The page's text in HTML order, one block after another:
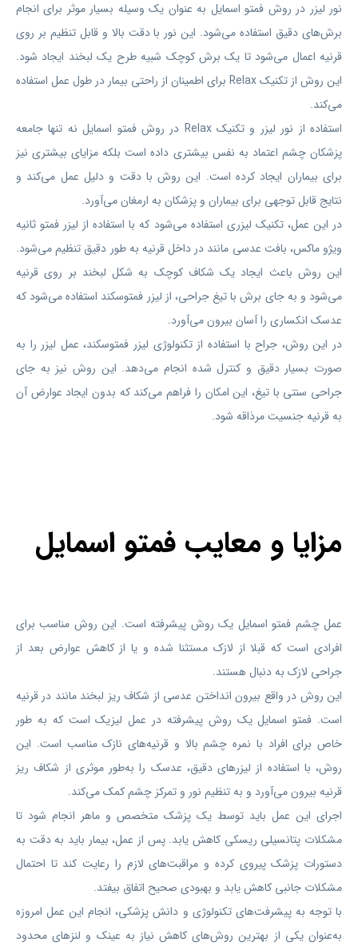
نور لیزر در روش فمتو اسمایل به عنوان یک وسیله بسیار موثر برای انجام
برش‌های دقیق استفاده می‌شود. این نور با دقت بالا و قابل تنظیم بر روی
قرنیه اعمال می‌شود تا یک برش کوچک شبیه طرح یک لبخند ایجاد شود.
این روش از تکنیک Relax برای اطمینان از راحتی بیمار در طول عمل استفاده
می‌کند.
استفاده از نور لیزر و تکنیک Relax در روش فمتو اسمایل نه تنها جامعه
پزشکان چشم اعتماد به نفس بیشتری داده است بلکه مزایای بیشتری نیز
برای بیماران ایجاد کرده است. این روش با دقت و دلیل عمل می‌کند و
نتایج قابل توجهی برای بیماران و پزشکان به ارمغان می‌آورد.
در این عمل، تکنیک لیزری استفاده می‌شود که با استفاده از لیزر فمتو ثانیه
ویژو ماکس، بافت عدسی مانند در داخل قرنیه به طور دقیق تنظیم می‌شود.
این روش باعث ایجاد یک شکاف کوچک به شکل لبخند بر روی قرنیه
می‌شود و به جای برش با تیغ جراحی، از لیزر فمتوسکند استفاده می‌شود که
عدسک انکساری را آسان بیرون می‌آورد.
در این روش، جراح با استفاده از تکنولوژی لیزر فمتوسکند، عمل لیزر را به
صورت بسیار دقیق و کنترل شده انجام می‌دهد. این روش نیز به جای
جراحی سنتی با تیغ، این امکان را فراهم می‌کند که بدون ایجاد عوارض آن
به قرنیه جنسیت مرذاقه شود.
مزایا و معایب فمتو اسمایل
عمل چشم فمتو اسمایل یک روش پیشرفته است. این روش مناسب برای
افرادی است که قبلا از لازک مستثنا شده و یا از کاهش عوارض بعد از
جراحی لازک به دنبال هستند.
این روش در واقع بیرون انداختن عدسی از شکاف ریز لبخند مانند در قرنیه
است. فمتو اسمایل یک روش پیشرفته در عمل لیزیک است که به طور
خاص برای افراد با نمره چشم بالا و قرنیه‌های نازک مناسب است. این
روش، با استفاده از لیزرهای دقیق، عدسک را به‌طور موثری از شکاف ریز
قرنیه بیرون می‌آورد و به تنظیم نور و تمرکز چشم کمک می‌کند.
اجرای این عمل باید توسط یک پزشک متخصص و ماهر انجام شود تا
مشکلات پتانسیلی ریسکی کاهش یابد. پس از عمل، بیمار باید به دقت به
دستورات پزشک پیروی کرده و مراقبت‌های لازم را رعایت کند تا احتمال
مشکلات جانبی کاهش یابد و بهبودی صحیح اتفاق بیفتد.
با توجه به پیشرفت‌های تکنولوژی و دانش پزشکی، انجام این عمل امروزه
به‌عنوان یکی از بهترین روش‌های کاهش نیاز به عینک و لنزهای محدود